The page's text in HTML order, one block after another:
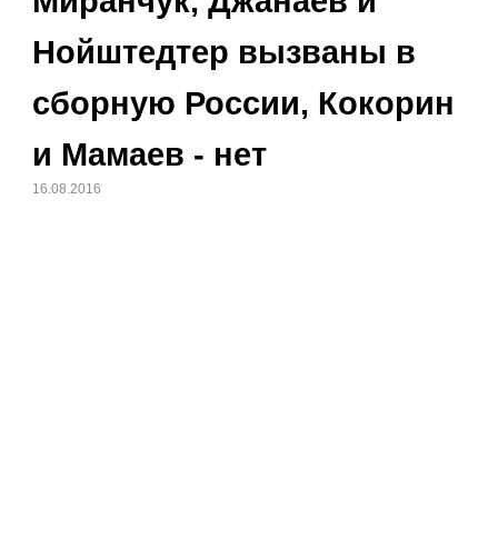
Нойштедтер вызваны в
сборную России, Кокорин
и Мамаев - нет
16.08.2016